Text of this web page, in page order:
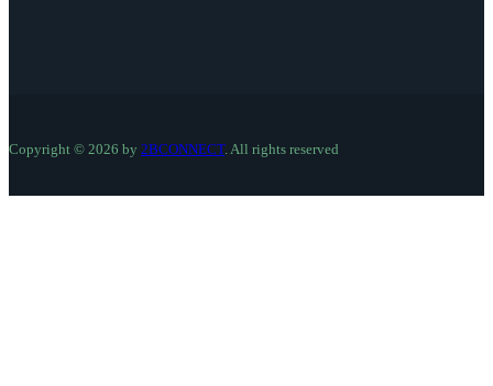
Copyright © 2026 by 2BCONNECT. All rights reserved